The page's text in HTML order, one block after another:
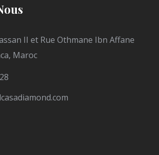
II et Rue Othmane Ibn Affane
Maroc